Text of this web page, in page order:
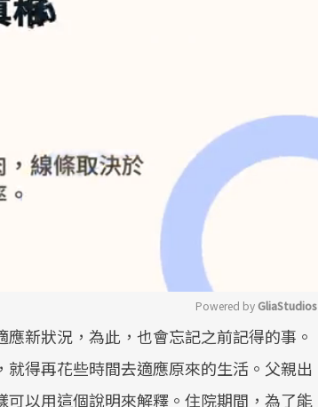
Mute
Powered by GliaStudios
新狀況，為此，也會忘記之前記得的事。
得再花些時間去適應原來的生活。父親出
以用這個說明來解釋。住院期間，為了能